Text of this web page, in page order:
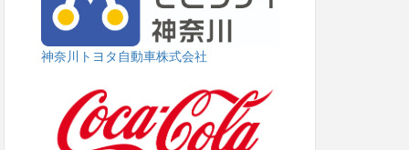
神奈川トヨタ自動車株式会社